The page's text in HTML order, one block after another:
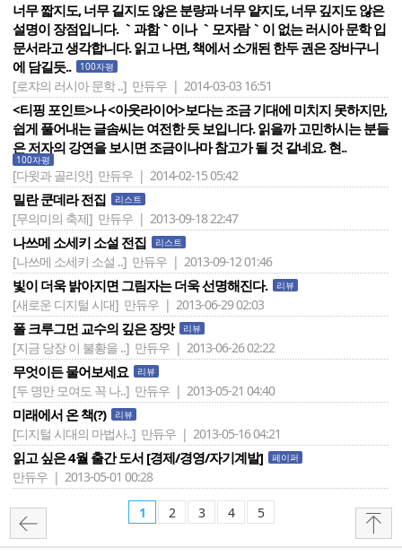
너무 짧지도, 너무 길지도 않은 분량과 너무 얕지도, 너무 깊지도 않은
설명이 장점입니다. ｀과함｀이나 ｀모자람｀이 없는 러시아 문학 입
문서라고 생각합니다. 읽고 나면, 책에서 소개된 한두 권은 장바구니
에 담길듯..
100자평
[로쟈의 러시아 문학 ..] 만듀우 | 2014-03-03 16:51
<티핑 포인트>나 <아웃라이어>보다는 조금 기대에 미치지 못하지만,
쉽게 풀어내는 글솜씨는 여전한 듯 보입니다. 읽을까 고민하시는 분들
은 저자의 강연을 보시면 조금이나마 참고가 될 것 같네요. 현..
100자평
[다윗과 골리앗] 만듀우 | 2014-02-15 05:42
밀란 쿤데라 전집 리스트
[무의미의 축제] 만듀우 | 2013-09-18 22:47
나쓰메 소세키 소설 전집 리스트
[나쓰메 소세키 소설 ..] 만듀우 | 2013-09-12 01:46
빛이 더욱 밝아지면 그림자는 더욱 선명해진다. 리뷰
[새로운 디지털 시대] 만듀우 | 2013-06-29 02:03
폴 크루그먼 교수의 깊은 장맛 리뷰
[지금 당장 이 불황을 ..] 만듀우 | 2013-06-26 02:22
무엇이든 물어보세요 리뷰
[두 명만 모여도 꼭 나..] 만듀우 | 2013-05-21 04:40
미래에서 온 책(?) 리뷰
[디지털 시대의 마법사..] 만듀우 | 2013-05-16 04:21
읽고 싶은 4월 출간 도서 [경제/경영/자기계발] 페이퍼
만듀우 | 2013-05-01 00:28
1 2 3 4 5